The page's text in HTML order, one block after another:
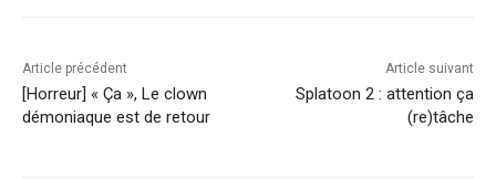
Article précédent
[Horreur] « Ça », Le clown
démoniaque est de retour
Article suivant
Splatoon 2 : attention ça
(re)tâche